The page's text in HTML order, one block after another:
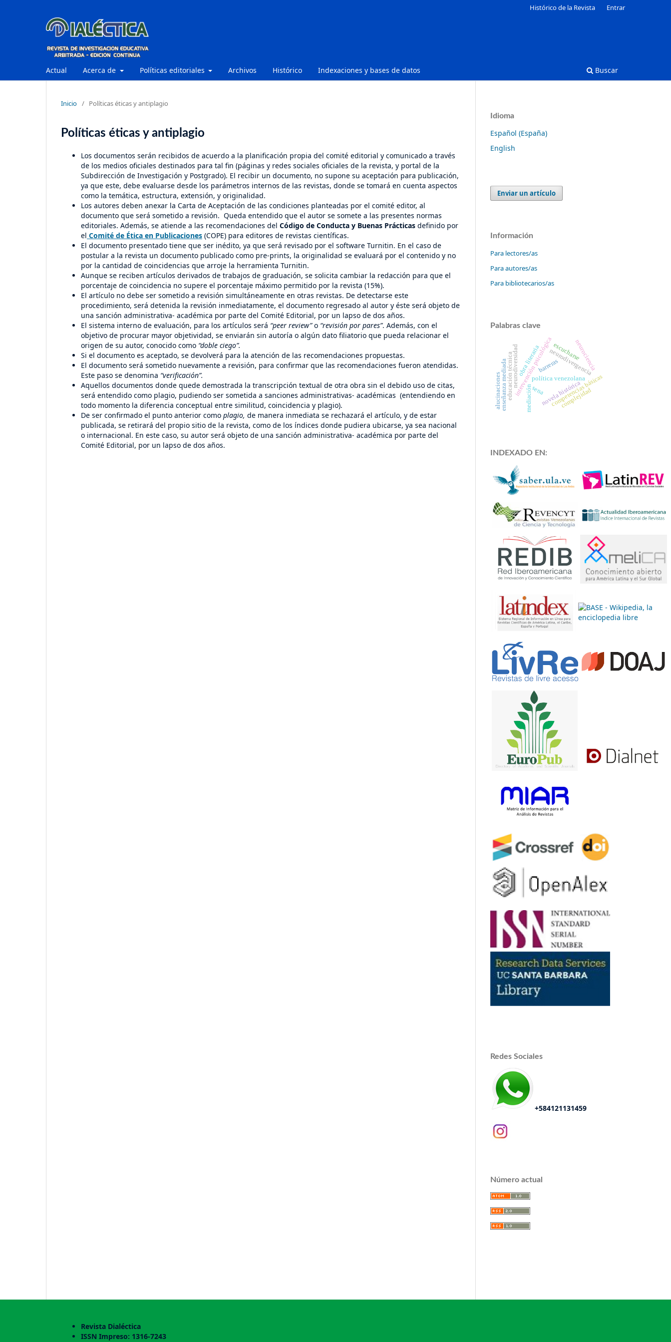
Actual Acerca de Políticas editoriales Archivos Histórico Indexaciones y bases de datos Buscar
Histórico de la Revista Entrar
Inicio / Políticas éticas y antiplagio
Políticas éticas y antiplagio
Los documentos serán recibidos de acuerdo a la planificación propia del comité editorial y comunicado a través
de los medios oficiales destinados para tal fin (páginas y redes sociales oficiales de la revista, y portal de la
Subdirección de Investigación y Postgrado). El recibir un documento, no supone su aceptación para publicación,
ya que este, debe evaluarse desde los parámetros internos de las revistas, donde se tomará en cuenta aspectos
como la temática, estructura, extensión, y originalidad.
Los autores deben anexar la Carta de Aceptación de las condiciones planteadas por el comité editor, al
documento que será sometido a revisión. Queda entendido que el autor se somete a las presentes normas
editoriales. Además, se atiende a las recomendaciones del Código de Conducta y Buenas Prácticas definido por
el Comité de Ética en Publicaciones (COPE) para editores de revistas científicas.
El documento presentado tiene que ser inédito, ya que será revisado por el software Turnitin. En el caso de
postular a la revista un documento publicado como pre-prints, la originalidad se evaluará por el contenido y no
por la cantidad de coincidencias que arroje la herramienta Turnitin.
Aunque se reciben artículos derivados de trabajos de graduación, se solicita cambiar la redacción para que el
porcentaje de coincidencia no supere el porcentaje máximo permitido por la revista (15%).
El artículo no debe ser sometido a revisión simultáneamente en otras revistas. De detectarse este
procedimiento, será detenida la revisión inmediatamente, el documento regresado al autor y éste será objeto de
una sanción administrativa- académica por parte del Comité Editorial, por un lapso de dos años.
El sistema interno de evaluación, para los artículos será “peer review”o “revisión por pares”. Además, con el
objetivo de procurar mayor objetividad, se enviarán sin autoría o algún dato filiatorio que pueda relacionar el
origen de su autor, conocido como “doble ciego”.
Si el documento es aceptado, se devolverá para la atención de las recomendaciones propuestas.
El documento será sometido nuevamente a revisión, para confirmar que las recomendaciones fueron atendidas.
Este paso se denomina “verificación”.
Aquellos documentos donde quede demostrada la transcripción textual de otra obra sin el debido uso de citas,
será entendido como plagio, pudiendo ser sometida a sanciones administrativas- académicas (entendiendo en
todo momento la diferencia conceptual entre similitud, coincidencia y plagio).
De ser confirmado el punto anterior como plagio, de manera inmediata se rechazará el artículo, y de estar
publicada, se retirará del propio sitio de la revista, como de los índices donde pudiera ubicarse, ya sea nacional
o internacional. En este caso, su autor será objeto de una sanción administrativa- académica por parte del
Comité Editorial, por un lapso de dos años.
Idioma
Español (España)
English
Enviar un artículo
Información
Para lectores/as
Para autores/as
Para bibliotecarios/as
Palabras clave
intervención psicológica
política venezolana
neurodivergencia
neurodiversidad
competencias básicas
neurociencia
mediación novela histórica
obra literaria
complejidad
sena
educación técnica
enseñanza mediada
alucinaciones
barreras
escucharse
INDEXADO EN:
Redes Sociales
+584121131459
Número actual
Revista Dialéctica
ISSN Impreso: 1316-7243